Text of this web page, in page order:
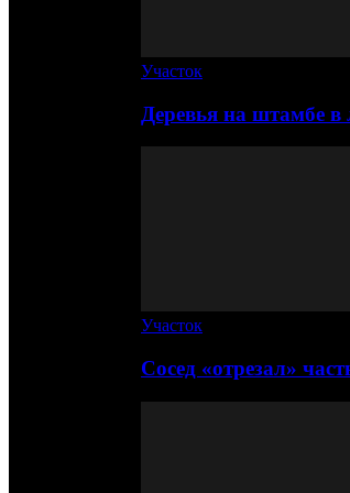
Участок
Деревья на штамбе
Участок
Сосед «отрезал»